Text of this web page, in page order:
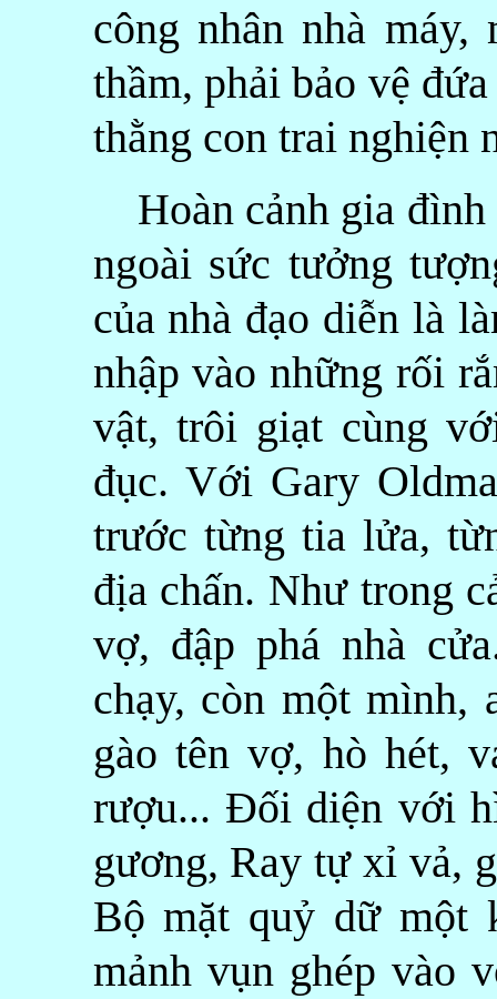
công nhân nhà máy,
thầm, phải bảo vệ
thằng con trai nghiện
Hoàn cảnh gia đình
ngoài sức tưởng
của nhà đạo diễn là
nhập vào những rối
vật, trôi giạt cùng
đục. Với Gary
trước từng tia lửa,
địa chấn. Như trong
vợ, đập phá nhà
chạy, còn một mình,
gào tên vợ, hò hét,
rượu... Đối diện với
gương, Ray tự xỉ vả,
Bộ mặt quỷ dữ một
mảnh vụn ghép vào